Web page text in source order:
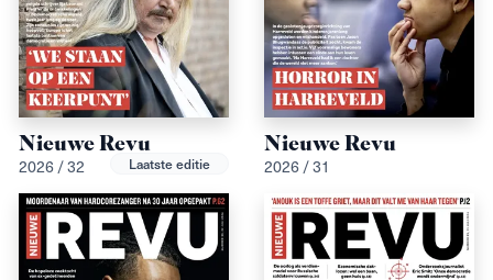
Nieuwe Revu
2026 / 32 Laatste editie
Nieuwe Revu
2026 / 31